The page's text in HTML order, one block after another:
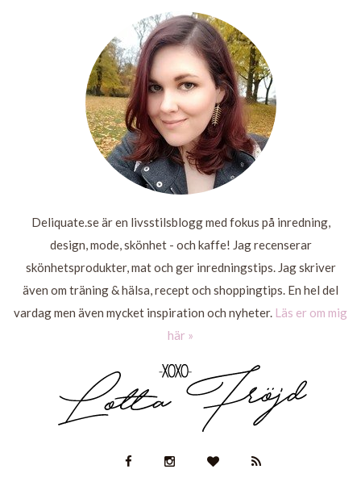
LÄS
MER LÄS
MER
Deliquate.se är en livsstilsblogg med fokus på inredning,
design, mode, skönhet - och kaffe! Jag recenserar
skönhetsprodukter, mat och ger inredningstips. Jag skriver
även om träning & hälsa, recept och shoppingtips. En hel del
vardag men även mycket inspiration och nyheter. Läs er om mig
här »